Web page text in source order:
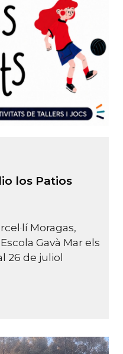
los Patios
Moragas,
Gavà Mar els
26 de juliol